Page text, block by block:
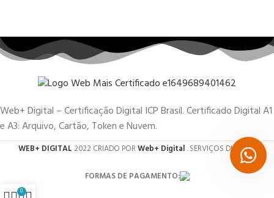
Web+ Digital – Certificação Digital ICP Brasil. Certificado Digital A1
e A3: Arquivo, Cartão, Token e Nuvem.
WEB+ DIGITAL 2022 CRIADO PORWeb+ Digital. SERVIÇOS DIGITAIS.
FORMAS DE PAGAMENTO:
0